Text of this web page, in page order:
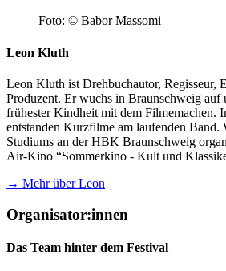
Foto: © Babor Massomi
Leon Kluth
Leon Kluth ist Drehbuchautor, Regisseur,
Produzent. Er wuchs in Braunschweig auf
frühester Kindheit mit dem Filmemachen.
entstanden Kurzfilme am laufenden Band.
Studiums an der HBK Braunschweig
Air-Kino “Sommerkino - Kult und
→ Mehr über Leon
Organisator:innen
Das Team hinter dem Festival